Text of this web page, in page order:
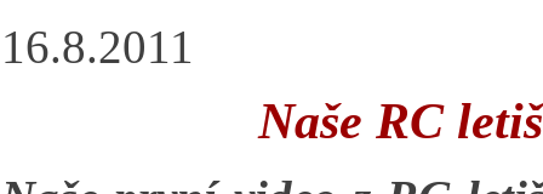
16.8.2011
Naše RC